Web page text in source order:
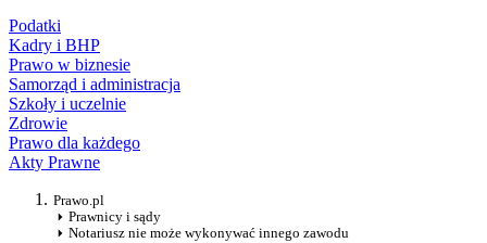
Podatki
Kadry i BHP
Prawo w biznesie
Samorząd i administracja
Szkoły i uczelnie
Zdrowie
Prawo dla każdego
Akty Prawne
Prawo.pl
Prawnicy i sądy
Notariusz nie może wykonywać innego zawodu